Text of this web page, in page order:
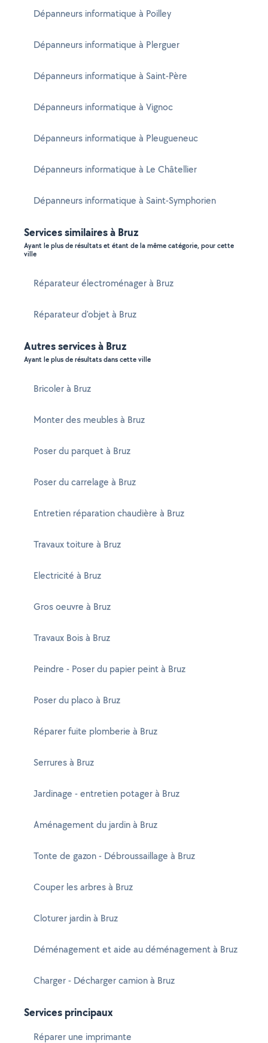
Dépanneurs informatique à Poilley
Dépanneurs informatique à Plerguer
Dépanneurs informatique à Saint-Père
Dépanneurs informatique à Vignoc
Dépanneurs informatique à Pleugueneuc
Dépanneurs informatique à Le Châtellier
Dépanneurs informatique à Saint-Symphorien
Services similaires à Bruz
Ayant le plus de résultats et étant de la même catégorie, pour cette
ville
Réparateur électroménager à Bruz
Réparateur d'objet à Bruz
Autres services à Bruz
Ayant le plus de résultats dans cette ville
Bricoler à Bruz
Monter des meubles à Bruz
Poser du parquet à Bruz
Poser du carrelage à Bruz
Entretien réparation chaudière à Bruz
Travaux toiture à Bruz
Electricité à Bruz
Gros oeuvre à Bruz
Travaux Bois à Bruz
Peindre - Poser du papier peint à Bruz
Poser du placo à Bruz
Réparer fuite plomberie à Bruz
Serrures à Bruz
Jardinage - entretien potager à Bruz
Aménagement du jardin à Bruz
Tonte de gazon - Débroussaillage à Bruz
Couper les arbres à Bruz
Cloturer jardin à Bruz
Déménagement et aide au déménagement à Bruz
Charger - Décharger camion à Bruz
Services principaux
Réparer une imprimante